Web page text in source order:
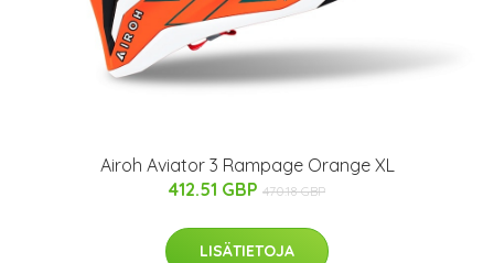
Airoh Aviator 3 Rampage Orange XL
412.51 GBP 470.18 GBP
LISÄTIETOJA